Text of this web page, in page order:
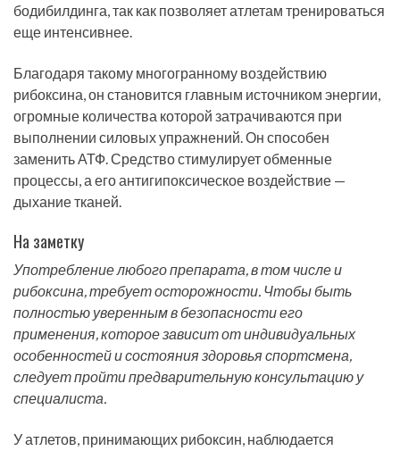
бодибилдинга, так как позволяет атлетам тренироваться
еще интенсивнее.
Благодаря такому многогранному воздействию
рибоксина, он становится главным источником энергии,
огромные количества которой затрачиваются при
выполнении силовых упражнений. Он способен
заменить АТФ. Средство стимулирует обменные
процессы, а его антигипоксическое воздействие —
дыхание тканей.
На заметку
Употребление любого препарата, в том числе и
рибоксина, требует осторожности. Чтобы быть
полностью уверенным в безопасности его
применения, которое зависит от индивидуальных
особенностей и состояния здоровья спортсмена,
следует пройти предварительную консультацию у
специалиста.
У атлетов, принимающих рибоксин, наблюдается